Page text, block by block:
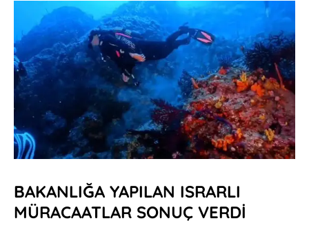
BAKANLIĞA YAPILAN ISRARLI
MÜRACAATLAR SONUÇ VERDİ